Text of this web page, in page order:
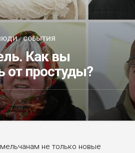
/СОБЫТИЯ
Как вы
от простуды?
не только новые